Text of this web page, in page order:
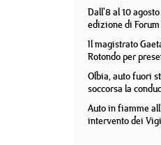
Dall'8 al 10
edizione di
Il magistrato
Rotondo per
Olbia, auto fuori
soccorsa la
Auto in fiamme
intervento dei